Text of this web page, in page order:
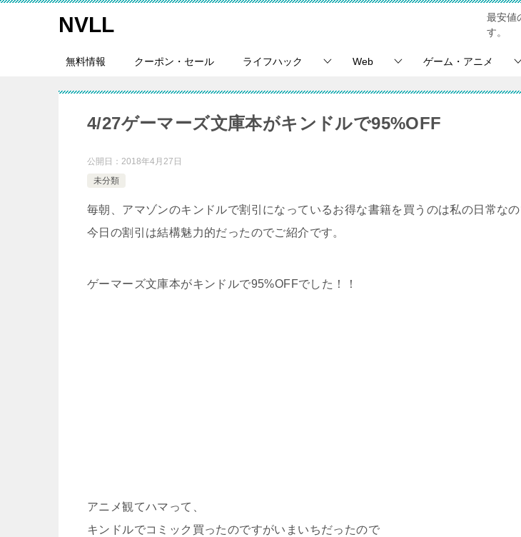
NVLL
最安値
す。
無料情報 クーポン・セール ライフハック Web ゲーム・アニメ
4/27ゲーマーズ文庫本がキンドルで95%OFF
公開日： 2018年4月27日
未分類
毎朝、アマゾンのキンドルで割引になっているお得な書籍を買うのは私の日常な
今日の割引は結構魅力的だったのでご紹介です。
ゲーマーズ文庫本がキンドルで95%OFFでした！！
アニメ観てハマって、
キンドルでコミック買ったのですがいまいちだったので